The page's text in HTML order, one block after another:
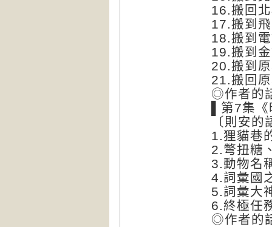
16.搬回
17.搬到
18.搬到
19.搬到
20.搬到
21.搬回
◎作者的
▌第7集
〔則安
1.狸貓巷
2.彆扭糖
3.動物名
4.詞彙國
5.詞彙大
6.終極任
◎作者的